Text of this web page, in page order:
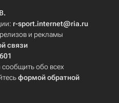
r-sport.internet@ria.ru
и рекламы
связи
сообщить обо всех
формой обратной